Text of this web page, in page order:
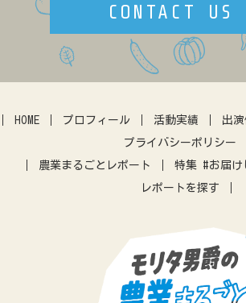
民設直売所 少量多品
マルシェ 伝統野菜
田んぼ体験 農地問題
アーバンファーミング 古民家
アプリ 農業振興
差別化 営農指導 農機
CONTACT US
HOME プロフィール 活動実績
出
プライバシーポリシー
農業まるごとレポート
特集 #お届け
レポートを探す